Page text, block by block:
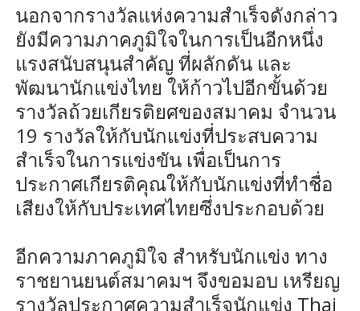
นอกจากรางวัลแห่งความสำเร็จดังกล่าว
ยังมีความภาคภูมิใจในการเป็นอีกหนึ่ง
แรงสนับสนุนสำคัญ ที่ผลักดัน และ
พัฒนานักแข่งไทย ให้ก้าวไปอีกขั้นด้วย
รางวัลถ้วยเกียรติยศของสมาคม จำนวน
19 รางวัลให้กับนักแข่งที่ประสบความ
สำเร็จในการแข่งขัน เพื่อเป็นการ
ประกาศเกียรติคุณให้กับนักแข่งที่ทำชื่อ
เสียงให้กับประเทศไทยซึ่งประกอบด้วย
อีกความภาคภูมิใจ สำหรับนักแข่ง ทาง
ราชยานยนต์สมาคมฯ จึงขอมอบ เหรียญ
รางวัลประกาศความสําเร็จนักแข่ง Thai